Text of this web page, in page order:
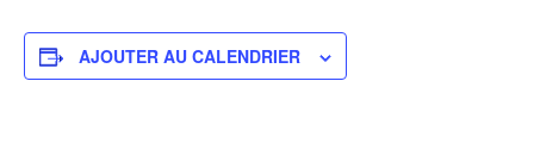
AJOUTER AU CALENDRIER